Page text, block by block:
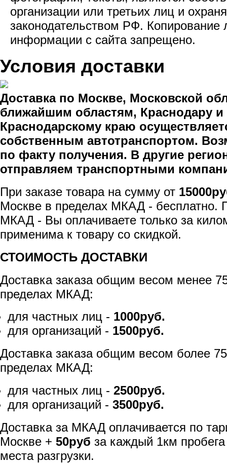
организации или третьих лиц и
законодательством РФ. Копирование
информации с сайта запрещено.
Условия доставки
Доставка по Москве, Московской
ближайшим областям, Краснодару и
Краснодарскому краю
собственным автотранспортом.
по факту получения. В другие
отправляем транспортными
При заказе товара на сумму от
Москве в пределах МКАД - бесплатно.
МКАД - Вы оплачиваете только за
применима к товару со скидкой.
СТОИМОСТЬ ДОСТАВКИ
Доставка заказа общим весом менее
пределах МКАД:
для частных лиц - 1000руб.
для организаций - 1500руб.
Доставка заказа общим весом более
пределах МКАД:
для частных лиц - 2500руб.
для организаций - 3500руб.
Доставка за МКАД оплачивается по
Москве + 50руб за каждый 1км
места разгрузки.